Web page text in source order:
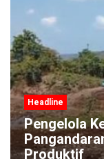
Headline
Pengelola
Produktif ‎